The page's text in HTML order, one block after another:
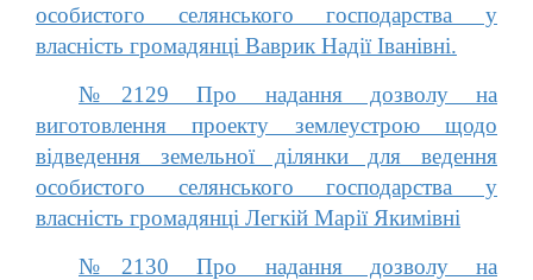
особистого селянського господарства у
власність громадянці Ваврик Надії Іванівні.
№2129 Про надання дозволу на
виготовлення проекту землеустрою щодо
відведення земельної ділянки для ведення
особистого селянського господарства у
власність громадянці Легкій Марії Якимівні
№2130 Про надання дозволу на